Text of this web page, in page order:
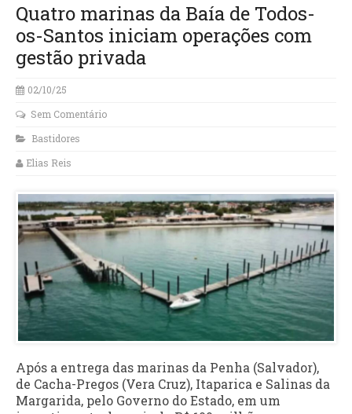
Quatro marinas da Baía de Todos-
os-Santos iniciam operações com
gestão privada
02/10/25
Sem Comentário
Bastidores
Elias Reis
Após a entrega das marinas da Penha (Salvador),
de Cacha-Pregos (Vera Cruz), Itaparica e Salinas da
Margarida, pelo Governo do Estado, em um